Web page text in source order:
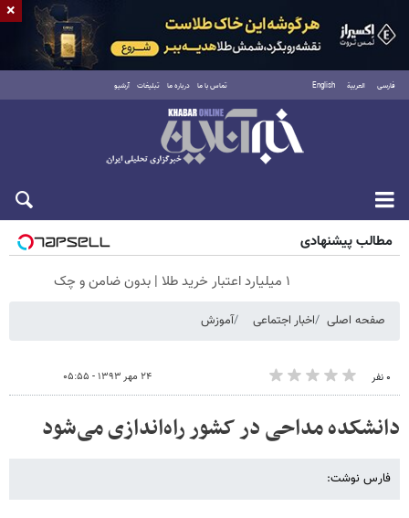
فارسی العربية English تماس با ما درباره ما تبلیغات آرشیو
جمعه ۱۶ مرداد ۱۴۰۵
مطالب پیشنهادی
۱ میلیارد اعتبار خرید طلا | بدون ضامن و چک
صفحه اصلی اخبار اجتماعی آموزش
۰ نفر ۲۴ مهر ۱۳۹۳ - ۰۵:۵۵
دانشکده مداحی در کشور راه‌اندازی می‌شود
فارس نوشت:
×